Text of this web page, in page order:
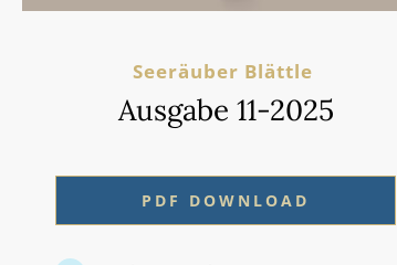
Seeräuber Blättle
Ausgabe 11-2025
PDF DOWNLOAD